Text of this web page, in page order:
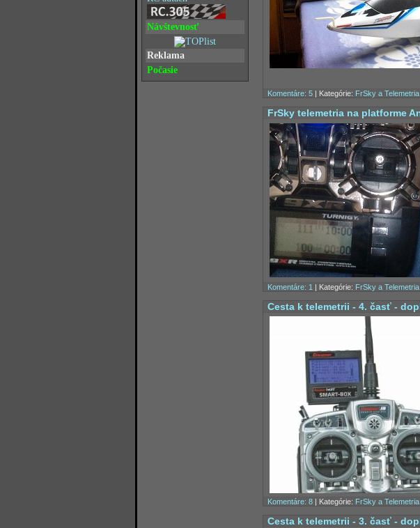
Návštevnosť
Reklama
Počasie
Komentáre: 5 | Kategórie: FrSky a Telemetria
FrSky telemetria na platforme
Komentáre: 1 | Kategórie: FrSky a Telemetria
Cesta k telemetrii - 4. časť -
Komentáre: 8 | Kategórie: FrSky a Telemetria
Cesta k telemetrii - 3. časť -